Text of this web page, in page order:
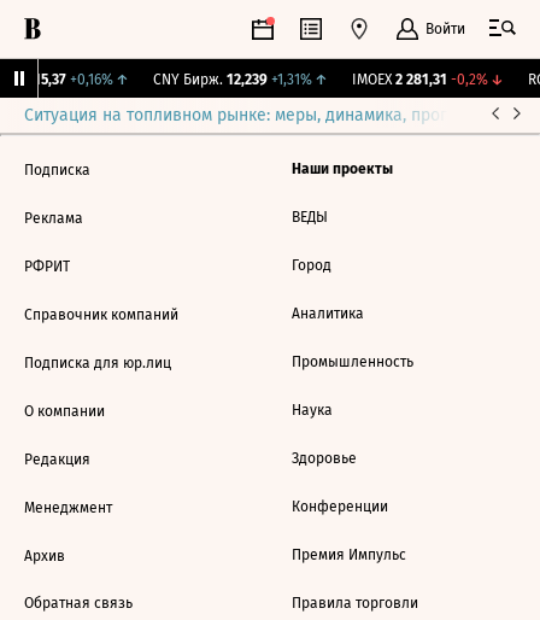
Войти
115,37 +0,16%↑ CNY Бирж. 12,239 +1,31%↑ IMOEX 2 281,31 -0,2%↓
Ситуация на топливном рынке: меры, динамика, прогнозы
Подписка
Реклама
РФРИТ
Справочник компаний
Подписка для юр.лиц
О компании
Редакция
Менеджмент
Архив
Обратная связь
Наши проекты
ВЕДЫ
Город
Аналитика
Промышленность
Наука
Здоровье
Конференции
Премия Импульс
Правила торговли